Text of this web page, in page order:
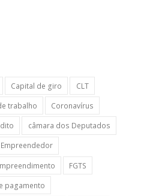
Capital de giro
CLT
trabalho
Coronavírus
câmara dos Deputados
Empreendedor
FGTS
pagamento